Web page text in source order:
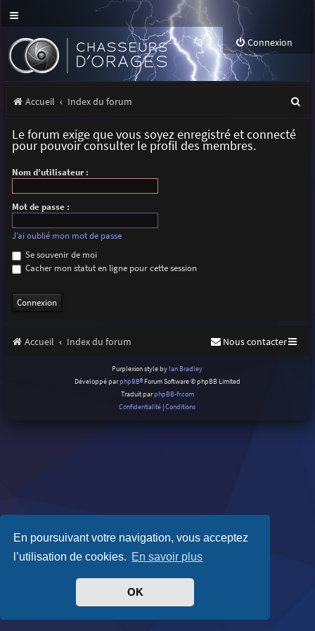
En poursuivant votre navigation, vous acceptez
l’utilisation de cookies. En savoir plus
OK
Connexion
Accueil Index du forum
Le forum exige que vous soyez enregistré et connecté
pour pouvoir consulter le profil des membres.
Nom d’utilisateur :
Mot de passe :
J’ai oublié mon mot de passe
Se souvenir de moi
Cacher mon statut en ligne pour cette session
Accueil Index du forum Nous contacter
Purplexion style by Ian Bradley
Développé parphpBB® Forum Software © phpBB Limited
Traduit parphpBB-fr.com
Confidentialité |Conditions